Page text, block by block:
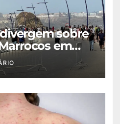
sobre
em